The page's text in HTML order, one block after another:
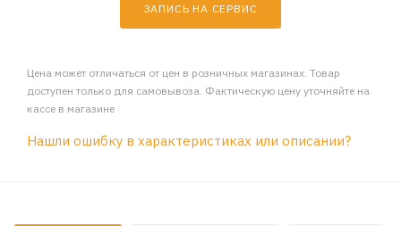
ЗАПИСЬ НА СЕРВИС
Цена может отличаться от цен в розничных магазинах. Товар
доступен только для самовывоза. Фактическую цену уточняйте на
кассе в магазине
Нашли ошибку в характеристиках или описании?